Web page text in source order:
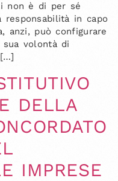
non è di per sé
in capo
anzi, può configurare
volontà di
DELLA
IMPRESE